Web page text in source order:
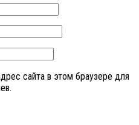
сайта в этом браузере для